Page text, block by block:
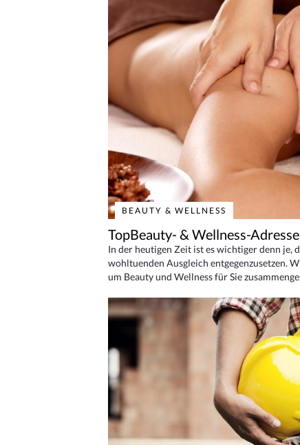
BEAUTY & WELLNESS
TopBeauty- & Wellness-
In der heutigen Zeit ist es wichtiger denn je,
wohltuenden Ausgleich entgegenzusetzen.
um Beauty und Wellness für Sie